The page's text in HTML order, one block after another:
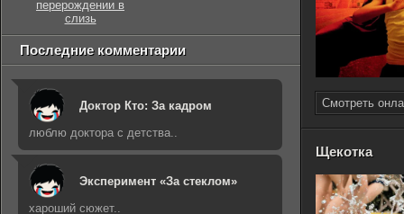
Смотреть
Щекотка
перерождении в
слизь
Последние комментарии
Доктор Кто: За кадром
люблю доктора с детства..
Эксперимент «За стеклом»
хароший сюжет..